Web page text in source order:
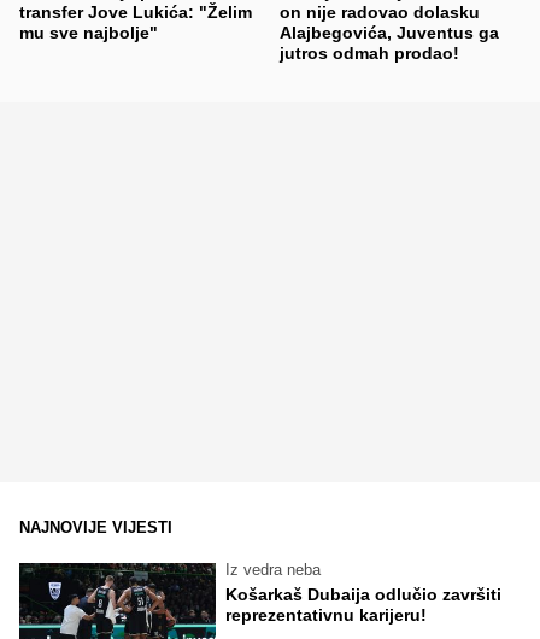
transfer Jove Lukića: "Želim
mu sve najbolje"
on nije radovao dolasku
Alajbegovića, Juventus ga
jutros odmah prodao!
NAJNOVIJE VIJESTI
Iz vedra neba
Košarkaš Dubaija odlučio završiti
reprezentativnu karijeru!